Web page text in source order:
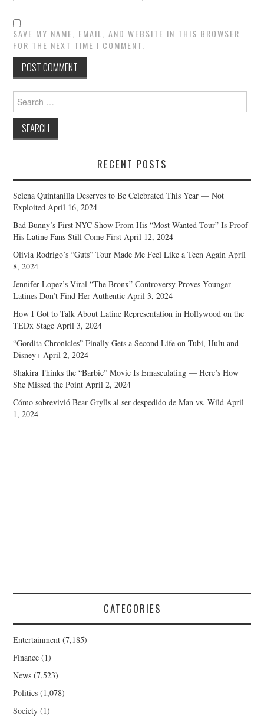
SAVE MY NAME, EMAIL, AND WEBSITE IN THIS BROWSER
FOR THE NEXT TIME I COMMENT.
Search
for:
RECENT POSTS
Selena Quintanilla Deserves to Be Celebrated This Year — Not
Exploited April 16, 2024
Bad Bunny’s First NYC Show From His “Most Wanted Tour” Is Proof
His Latine Fans Still Come First April 12, 2024
Olivia Rodrigo’s “Guts” Tour Made Me Feel Like a Teen Again April
8, 2024
Jennifer Lopez’s Viral “The Bronx” Controversy Proves Younger
Latines Don’t Find Her Authentic April 3, 2024
How I Got to Talk About Latine Representation in Hollywood on the
TEDx Stage April 3, 2024
“Gordita Chronicles” Finally Gets a Second Life on Tubi, Hulu and
Disney+ April 2, 2024
Shakira Thinks the “Barbie” Movie Is Emasculating — Here’s How
She Missed the Point April 2, 2024
Cómo sobrevivió Bear Grylls al ser despedido de Man vs. Wild April
1, 2024
CATEGORIES
Entertainment (7,185)
Finance (1)
News (7,523)
Politics (1,078)
Society (1)